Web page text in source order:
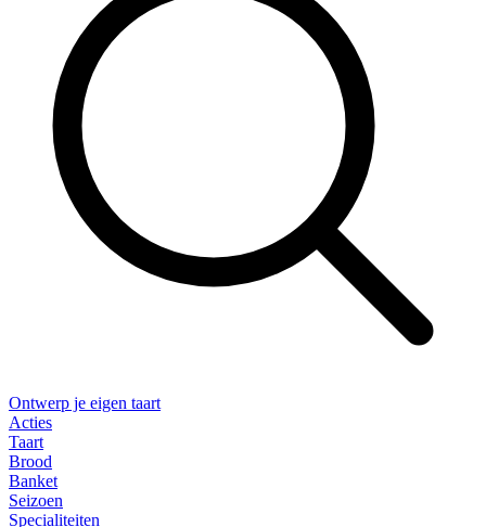
Ontwerp je eigen taart
Acties
Taart
Brood
Banket
Seizoen
Specialiteiten